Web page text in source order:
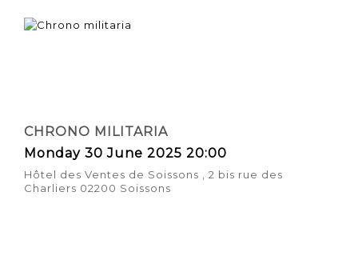
CHRONO MILITARIA
Monday 30 June 2025 20:00
Hôtel des Ventes de Soissons , 2 bis rue des
Charliers 02200 Soissons